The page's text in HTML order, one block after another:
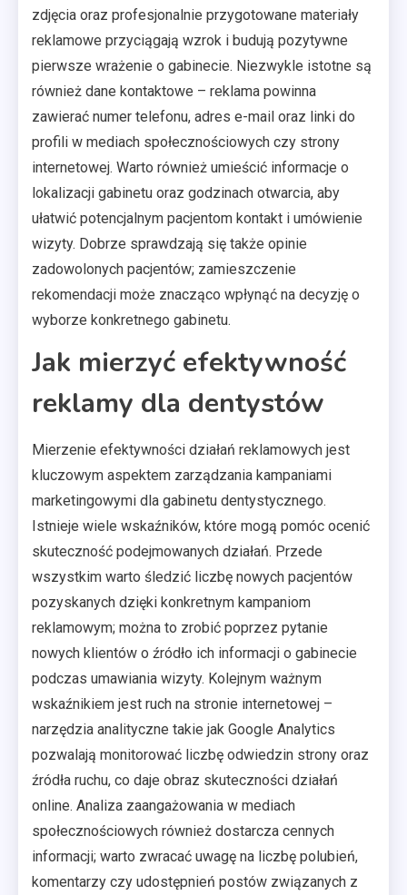
zdjęcia oraz profesjonalnie przygotowane materiały
reklamowe przyciągają wzrok i budują pozytywne
pierwsze wrażenie o gabinecie. Niezwykle istotne są
również dane kontaktowe – reklama powinna
zawierać numer telefonu, adres e-mail oraz linki do
profili w mediach społecznościowych czy strony
internetowej. Warto również umieścić informacje o
lokalizacji gabinetu oraz godzinach otwarcia, aby
ułatwić potencjalnym pacjentom kontakt i umówienie
wizyty. Dobrze sprawdzają się także opinie
zadowolonych pacjentów; zamieszczenie
rekomendacji może znacząco wpłynąć na decyzję o
wyborze konkretnego gabinetu.
Jak mierzyć efektywność
reklamy dla dentystów
Mierzenie efektywności działań reklamowych jest
kluczowym aspektem zarządzania kampaniami
marketingowymi dla gabinetu dentystycznego.
Istnieje wiele wskaźników, które mogą pomóc ocenić
skuteczność podejmowanych działań. Przede
wszystkim warto śledzić liczbę nowych pacjentów
pozyskanych dzięki konkretnym kampaniom
reklamowym; można to zrobić poprzez pytanie
nowych klientów o źródło ich informacji o gabinecie
podczas umawiania wizyty. Kolejnym ważnym
wskaźnikiem jest ruch na stronie internetowej –
narzędzia analityczne takie jak Google Analytics
pozwalają monitorować liczbę odwiedzin strony oraz
źródła ruchu, co daje obraz skuteczności działań
online. Analiza zaangażowania w mediach
społecznościowych również dostarcza cennych
informacji; warto zwracać uwagę na liczbę polubień,
komentarzy czy udostępnień postów związanych z